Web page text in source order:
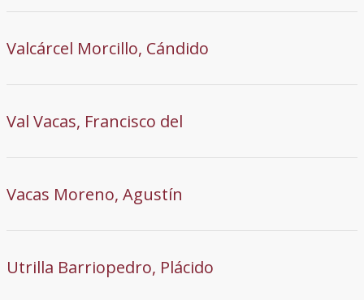
Valcárcel Morcillo, Cándido
Val Vacas, Francisco del
Vacas Moreno, Agustín
Utrilla Barriopedro, Plácido